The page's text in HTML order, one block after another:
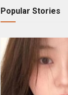
Popular Stories